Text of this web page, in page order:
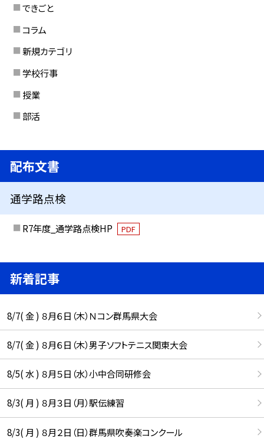
できごと
コラム
新規カテゴリ
学校行事
授業
部活
配布文書
通学路点検
R7年度_通学路点検HP PDF
新着記事
8/7( 金 ) ８月６日（木）Ｎコン群馬県大会
8/7( 金 ) ８月６日（木）男子ソフトテニス関東大会
8/5( 水 ) ８月５日（水）小中合同研修会
8/3( 月 ) ８月３日（月）駅伝練習
8/3( 月 ) ８月２日（日）群馬県吹奏楽コンクール